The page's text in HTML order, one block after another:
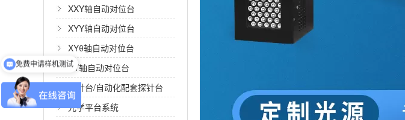
XXY轴自动对位台
XYY轴自动对位台
XYθ轴自动对位台
XY轴自动对位台
探针台/自动化配套探针台
光学平台系统
免费申请样机测试